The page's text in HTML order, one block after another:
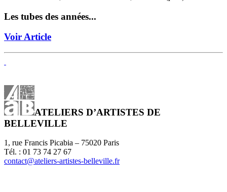
Les tubes des années...
Voir Article
ATELIERS D’ARTISTES DE
BELLEVILLE
1, rue Francis Picabia – 75020 Paris
Tél. : 01 73 74 27 67
contact@ateliers-artistes-belleville.fr